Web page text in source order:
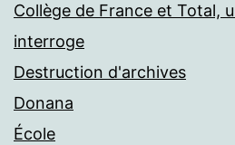
Collège de France et Total,
interroge
Destruction d'archives
Donana
École